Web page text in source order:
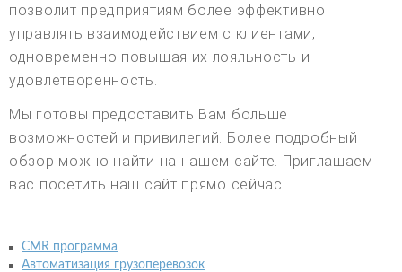
позволит предприятиям более эффективно
управлять взаимодействием с клиентами,
одновременно повышая их лояльность и
удовлетворенность.
Мы готовы предоставить Вам больше
возможностей и привилегий. Более подробный
обзор можно найти на нашем сайте. Приглашаем
вас посетить наш сайт прямо сейчас.
CMR программа
Автоматизация грузоперевозок